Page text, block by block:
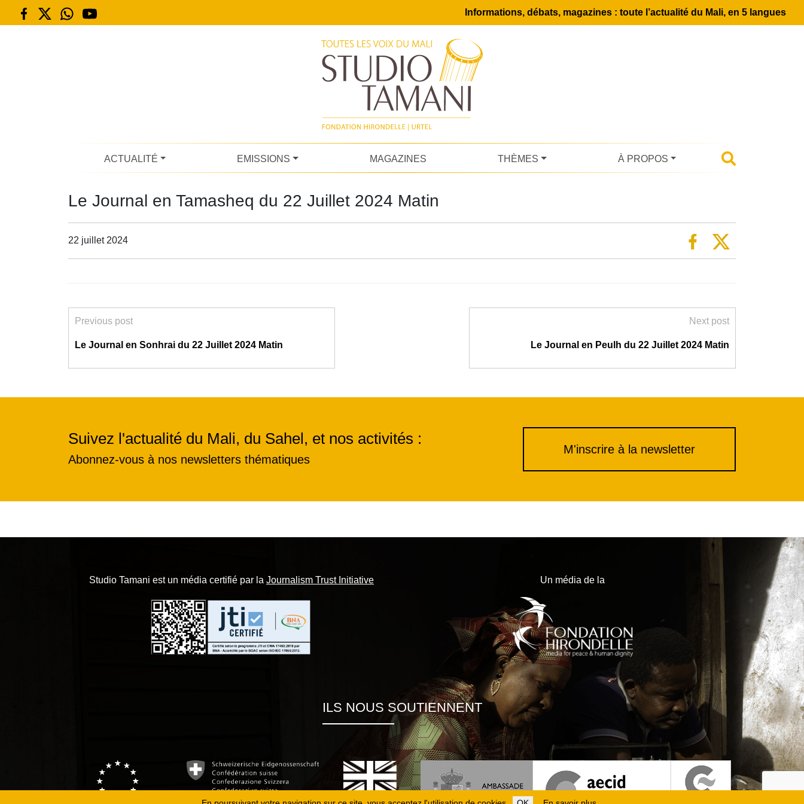
Informations, débats, magazines : toute l’actualité du Mali, en 5 langues
ACTUALITÉ EMISSIONS MAGAZINES THÈMES À PROPOS
Le Journal en Tamasheq du 22 Juillet 2024 Matin
22 juillet 2024
Previous post
Le Journal en Sonhrai du 22 Juillet 2024 Matin
Next post
Le Journal en Peulh du 22 Juillet 2024 Matin
Suivez l'actualité du Mali, du Sahel, et nos activités :
Abonnez-vous à nos newsletters thématiques
M'inscrire à la newsletter
Studio Tamani est un média certifié par la Journalism Trust Initiative Un média de la
ILS NOUS SOUTIENNENT